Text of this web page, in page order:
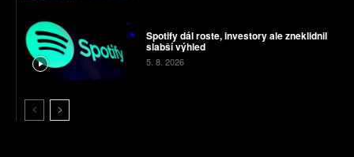
Spotify dál roste, investory ale zneklidnil
slabší výhled
5. 8. 2026